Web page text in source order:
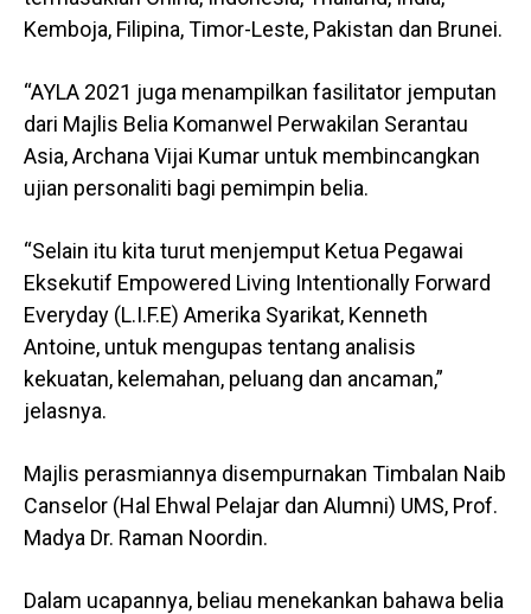
Kemboja, Filipina, Timor-Leste, Pakistan dan Brunei.
“AYLA 2021 juga menampilkan fasilitator jemputan
dari Majlis Belia Komanwel Perwakilan Serantau
Asia, Archana Vijai Kumar untuk membincangkan
ujian personaliti bagi pemimpin belia.
“Selain itu kita turut menjemput Ketua Pegawai
Eksekutif Empowered Living Intentionally Forward
Everyday (L.I.F.E) Amerika Syarikat, Kenneth
Antoine, untuk mengupas tentang analisis
kekuatan, kelemahan, peluang dan ancaman,”
jelasnya.
Majlis perasmiannya disempurnakan Timbalan Naib
Canselor (Hal Ehwal Pelajar dan Alumni) UMS, Prof.
Madya Dr. Raman Noordin.
Dalam ucapannya, beliau menekankan bahawa belia